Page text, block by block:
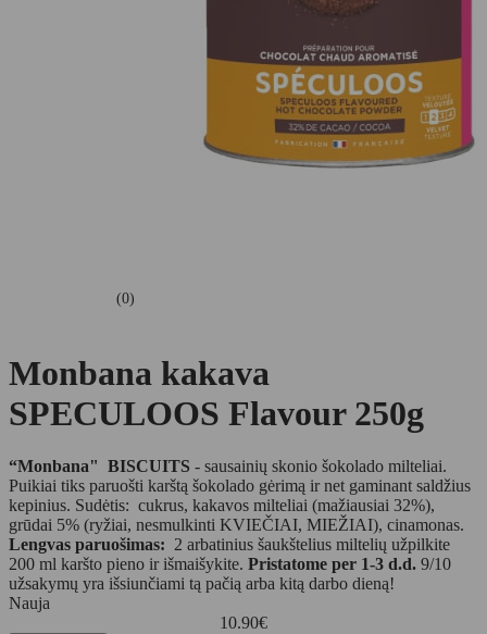
(0)
Monbana kakava
SPECULOOS Flavour 250g
“Monbana" BISCUITS - sausainių skonio šokolado milteliai.
Puikiai tiks paruošti karštą šokolado gėrimą ir net gaminant saldžius
kepinius. Sudėtis: cukrus, kakavos milteliai (mažiausiai 32%),
grūdai 5% (ryžiai, nesmulkinti KVIEČIAI, MIEŽIAI), cinamonas.
Lengvas paruošimas: 2 arbatinius šaukštelius miltelių užpilkite
200 ml karšto pieno ir išmaišykite. Pristatome per 1-3 d.d. 9/10
užsakymų yra išsiunčiami tą pačią arba kitą darbo dieną!
Nauja
10.90€